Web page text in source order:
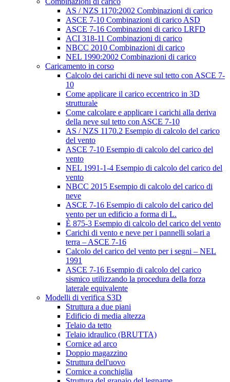
AS / NZS 1170:2002 Combinazioni di carico
ASCE 7-10 Combinazioni di carico ASD
ASCE 7-16 Combinazioni di carico LRFD
ACI 318-11 Combinazioni di carico
NBCC 2010 Combinazioni di carico
NEL 1990:2002 Combinazioni di carico
Caricamento in corso
Calcolo dei carichi di neve sul tetto con ASCE 7-
10
Come applicare il carico eccentrico in 3D
strutturale
Come calcolare e applicare i carichi alla deriva
della neve sul tetto con ASCE 7-10
AS / NZS 1170.2 Esempio di calcolo del carico
del vento
ASCE 7-10 Esempio di calcolo del carico del
vento
NEL 1991-1-4 Esempio di calcolo del carico del
vento
NBCC 2015 Esempio di calcolo del carico di
neve
ASCE 7-16 Esempio di calcolo del carico del
vento per un edificio a forma di L.
È 875-3 Esempio di calcolo del carico del vento
Carichi di vento e neve per i pannelli solari a
terra – ASCE 7-16
Calcolo del carico del vento per i segni – NEL
1991
ASCE 7-16 Esempio di calcolo del carico
sismico utilizzando la procedura della forza
laterale equivalente
Modelli di verifica S3D
Struttura a due piani
Edificio di media altezza
Telaio da tetto
Telaio idraulico (BRUTTA)
Cornice ad arco
Doppio magazzino
Struttura dell'uovo
Cornice a conchiglia